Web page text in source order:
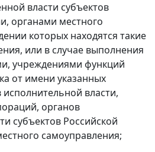
власти субъектов
органами местного
которых находятся такие
или в случае выполнения
учреждениями функций
от имени указанных
власти,
органов
субъектов Российской
самоуправления;